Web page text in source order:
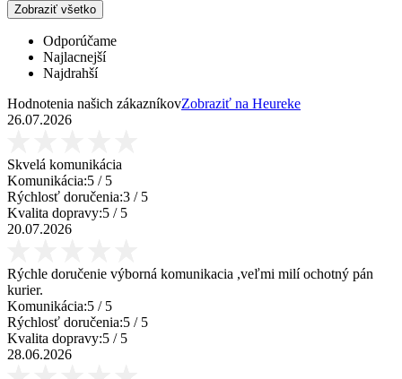
Zobraziť všetko
Odporúčame
Najlacnejší
Najdrahší
Hodnotenia našich zákazníkovZobraziť na Heureke
26.07.2026
Skvelá komunikácia
Komunikácia:5 / 5
Rýchlosť doručenia:3 / 5
Kvalita dopravy:5 / 5
20.07.2026
Rýchle doručenie výborná komunikacia ,veľmi milí ochotný pán
kurier.
Komunikácia:5 / 5
Rýchlosť doručenia:5 / 5
Kvalita dopravy:5 / 5
28.06.2026